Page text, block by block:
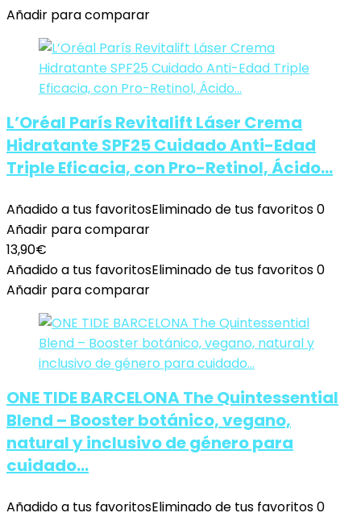
Añadir para comparar
L’Oréal París Revitalift Láser Crema
Hidratante SPF25 Cuidado Anti-Edad
Triple Eficacia, con Pro-Retinol, Ácido…
Añadido a tus favoritosEliminado de tus favoritos0
Añadir para comparar
13,90€
Añadido a tus favoritosEliminado de tus favoritos0
Añadir para comparar
ONE TIDE BARCELONA The Quintessential
Blend – Booster botánico, vegano,
natural y inclusivo de género para
cuidado…
Añadido a tus favoritosEliminado de tus favoritos0